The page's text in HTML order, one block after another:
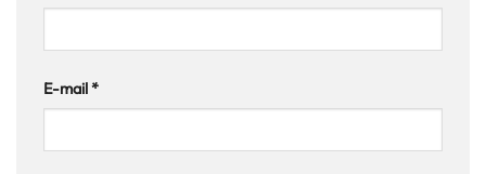
E-mail*